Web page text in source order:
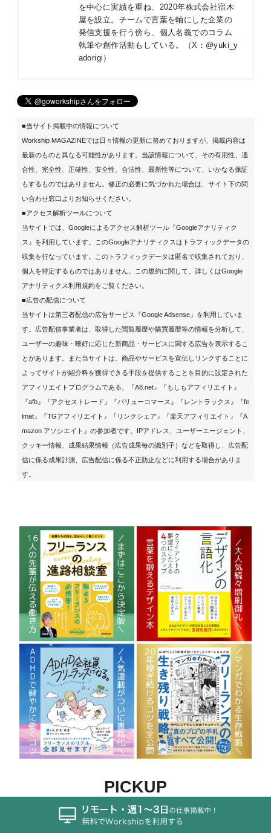
を中心に実績を重ね、2020年株式会社宿木
屋を設立。チームで言葉を軸にした企業の
発信支援を行う傍ら、個人名義でのコラム
執筆や創作活動もしている。（X： @yuki_y
adorigi ）
■当サイト掲載中の情報について
Workship MAGAZINEでは日々情報の更新に努めておりますが、掲載内容は
最新のものと異なる可能性があります。当該情報について、その有用性、適
合性、完全性、正確性、安全性、合法性、最新性等について、いかなる保証
もするものではありません。修正の必要に気づかれた場合は、サイト下の問
い合わせ窓口よりお知らせください。
■アクセス解析ツールについて
当サイトでは、Googleによるアクセス解析ツール『Googleアナリティク
ス』を利用しています。このGoogleアナリティクスはトラフィックデータの
収集を行なっています。このトラフィックデータは匿名で収集されており、
個人を特定するものではありません。この規約に関して、詳しくはGoogle
アナリティクス利用規約をご覧ください。
■広告の配信について
当サイトは第三者配信の広告サービス『Google Adsense』を利用していま
す。広告配信事業者は、取得した閲覧履歴や購買履歴等の情報を分析して、
ユーザーの趣味・嗜好に応じた新商品・サービスに関する広告を表示するこ
とがあります。また当サイトは、商品やサービスを宣伝しリンクすることに
よってサイトが紹介料を獲得できる手段を提供することを目的に設定された
アフィリエイトプログラムである、『A8.net』『もしもアフィリエイト』
『afb』『アクセストレード』『バリューコマース』『レントラックス』『fe
lmat』『TGアフィリエイト』『リンクシェア』『楽天アフィリエイト』『A
mazon アソシエイト』の参加者です。IPアドレス、ユーザーエージェント、
クッキー情報、成果結果情報（広告成果毎の識別子）などを取得し、広告配
信に係る成果計測、広告配信に係る不正防止などに利用する場合がありま
す。
PICKUP